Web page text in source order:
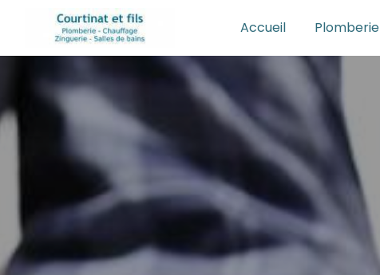
Accueil Plomberie